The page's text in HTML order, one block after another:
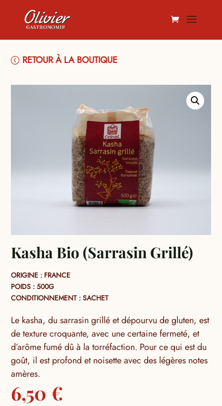
RETOUR À LA BOUTIQUE
Kasha Bio (Sarrasin Grillé)
ORIGINE : FRANCE
POIDS : 500G
CONDITIONNEMENT : SACHET
Le kasha, du sarrasin grillé et dépourvu de gluten, est
de texture croquante, avec une certaine fermeté, et
d’arôme fumé dû à la torréfaction. Pour ce qui est du
goût, il est profond et noisette avec des légères notes
amères.
6,50 €